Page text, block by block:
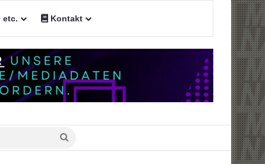
etc. Kontakt